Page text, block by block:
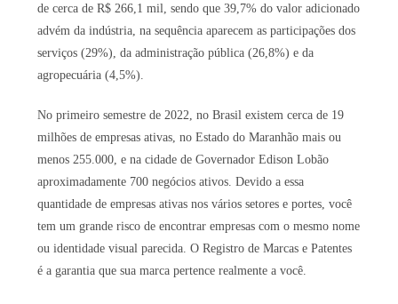
de cerca de R$ 266,1 mil, sendo que 39,7% do valor adicionado
advém da indústria, na sequência aparecem as participações dos
serviços (29%), da administração pública (26,8%) e da
agropecuária (4,5%).
No primeiro semestre de 2022, no Brasil existem cerca de 19
milhões de empresas ativas, no Estado do Maranhão mais ou
menos 255.000, e na cidade de Governador Edison Lobão
aproximadamente 700 negócios ativos. Devido a essa
quantidade de empresas ativas nos vários setores e portes, você
tem um grande risco de encontrar empresas com o mesmo nome
ou identidade visual parecida. O Registro de Marcas e Patentes
é a garantia que sua marca pertence realmente a você.